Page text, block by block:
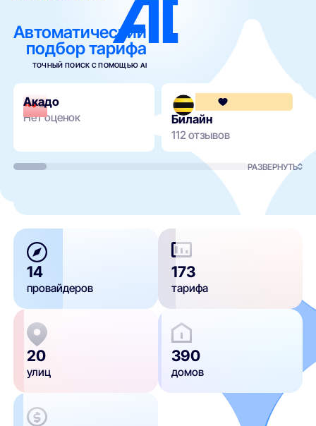
Автоматический
подбор тарифа
ТОЧНЫЙ ПОИСК С ПОМОЩЬЮ AI
Акадо
Нет оценок Билайн
112 отзывов
РАЗВЕРНУТЬ
14
провайдеров
173
тарифа
20
улиц
390
домов